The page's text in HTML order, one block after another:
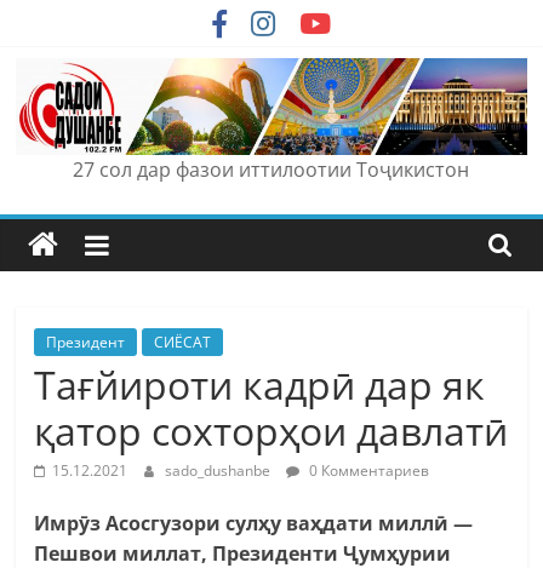
content
27 сол дар фазои иттилоотии Тоҷикистон
Президент СИЁСАТ
Тағйироти кадрӣ дар як
қатор сохторҳои давлатӣ
15.12.2021 sado_dushanbe 0 Комментариев
Имрӯз Асосгузори сулҳу ваҳдати миллӣ —
Пешвои миллат, Президенти Ҷумҳурии